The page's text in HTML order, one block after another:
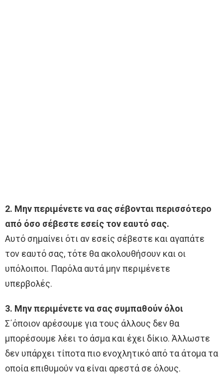
2. Μην περιμένετε να σας σέβονται περισσότερο
από όσο σέβεστε εσείς τον εαυτό σας.
Αυτό σημαίνει ότι αν εσείς σέβεστε και αγαπάτε
τον εαυτό σας, τότε θα ακολουθήσουν και οι
υπόλοιποι. Παρόλα αυτά μην περιμένετε
υπερβολές.
3. Μην περιμένετε να σας συμπαθούν όλοι
Σ΄όποιον αρέσουμε για τους άλλους δεν θα
μπορέσουμε λέει το άσμα και έχει δίκιο. Άλλωστε
δεν υπάρχει τίποτα πιο ενοχλητικό από τα άτομα τα
οποία επιθυμούν να είναι αρεστά σε όλους.